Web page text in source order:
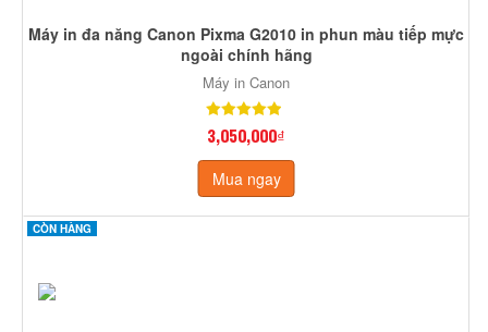
Máy in đa năng Canon Pixma G2010 in phun màu tiếp mực
ngoài chính hãng
Máy in Canon
3,050,000₫
Mua ngay
CÒN HÀNG